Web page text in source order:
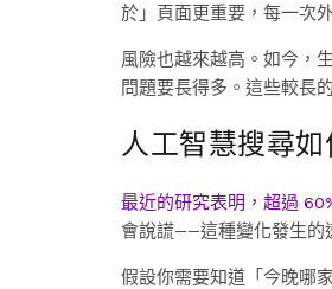
於」頁面更重要，每一次
風險也越來越高。如今，
問題要長得多。這些較長
人工智慧搜尋
最近的研究表明，超過
會說謊——這種變化發生的
假設你需要知道「今晚哪